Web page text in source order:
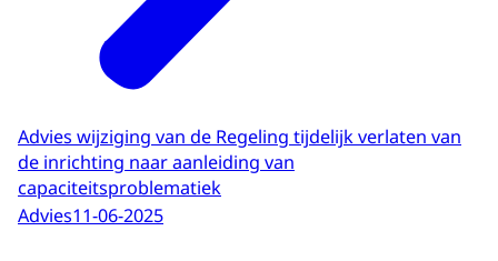
Advies wijziging van de Regeling tijdelijk verlaten van
de inrichting naar aanleiding van
capaciteitsproblematiek
Advies11-06-2025